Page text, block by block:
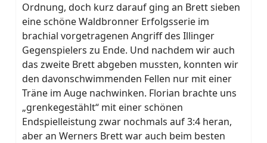
Ordnung, doch kurz darauf ging an Brett sieben
eine schöne Waldbronner Erfolgsserie im
brachial vorgetragenen Angriff des Illinger
Gegenspielers zu Ende. Und nachdem wir auch
das zweite Brett abgeben mussten, konnten wir
den davonschwimmenden Fellen nur mit einer
Träne im Auge nachwinken. Florian brachte uns
„grenkegestählt“ mit einer schönen
Endspielleistung zwar nochmals auf 3:4 heran,
aber an Werners Brett war auch beim besten